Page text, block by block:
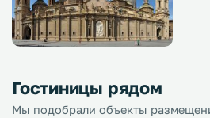
Гостиницы рядом
Мы подобрали объекты